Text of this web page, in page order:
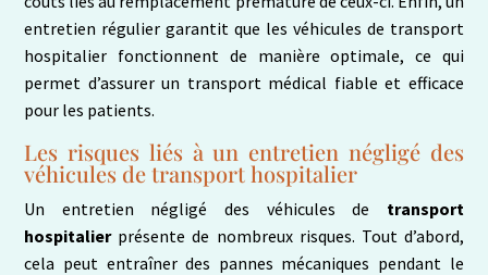
entretien régulier garantit que les véhicules de transport
hospitalier fonctionnent de manière optimale, ce qui
permet d’assurer un transport médical fiable et efficace
pour les patients.
Les risques liés à un entretien négligé des
véhicules de transport hospitalier
Un entretien négligé des véhicules de
transport
hospitalier présente de nombreux risques. Tout d’abord,
cela peut entraîner des pannes mécaniques pendant le